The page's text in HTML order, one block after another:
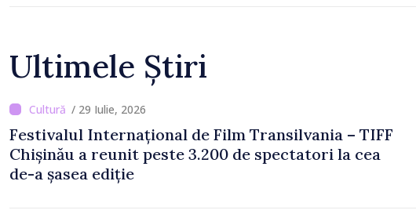
Ultimele Știri
/ 29 Iulie, 2026
Festivalul Internațional de Film Transilvania – TIFF
Chișinău a reunit peste 3.200 de spectatori la cea
de-a șasea ediție